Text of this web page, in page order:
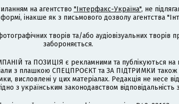
на агентство "Інтерфакс-Україна", не
інакше як з письмового дозволу агентства
творів та/або аудіовізуальних
забороняється.
та ПОЗИЦІЯ є рекламними та публікуються на
з плашкою СПЕЦПРОЄКТ та ЗА ПІДТРИМКИ
висловлені у цих матеріалах. Редакція не несе
з українським законодавством